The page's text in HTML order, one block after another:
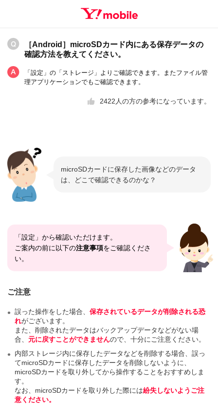
［Android］microSDカード内にある保存データの
確認方法を教えてください。
「設定」の「ストレージ」よりご確認できます。またファイル管
理アプリケーションでもご確認できます。
2422 人の方の参考になっています。
microSDカードに保存した画像などのデータ
は、どこで確認できるのかな？
「設定」から確認いただけます。
ご案内の前に以下の注意事項をご確認くださ
い。
ご注意
誤った操作をした場合、 保存されているデータが削除される恐
れがございます。
また、削除されたデータはバックアップデータなどがない場
合、 元に戻すことができませんので、十分にご注意ください。
内部ストレージ内に保存したデータなどを削除する場合、誤っ
てmicroSDカードに保存したデータを削除しないように、
microSDカードを取り外してから操作することをおすすめしま
す。
なお、microSDカードを取り外した際には紛失しないようご注
意ください。